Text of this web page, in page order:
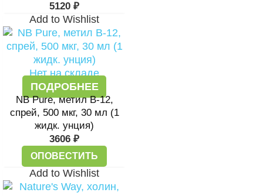
5120 ₽
Add to Wishlist
Нет на складе
ПОДРОБНЕЕ
NB Pure, метил B-12,
спрей, 500 мкг, 30 мл (1
жидк. унция)
3606 ₽
ОПОВЕСТИТЬ
Add to Wishlist